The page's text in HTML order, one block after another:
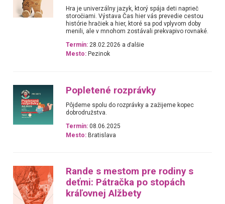
Hra je univerzálny jazyk, ktorý spája deti naprieč
storočiami. Výstava Čas hier vás prevedie cestou
histórie hračiek a hier, ktoré sa pod vplyvom doby
menili, ale v mnohom zostávali prekvapivo rovnaké.
Termín: 28.02.2026 a ďalšie
Mesto: Pezinok
Popletené rozprávky
Pôjdeme spolu do rozprávky a zažijeme kopec
dobrodružstva.
Termín: 08.06.2025
Mesto: Bratislava
Rande s mestom pre rodiny s
deťmi: Pátračka po stopách
kráľovnej Alžbety